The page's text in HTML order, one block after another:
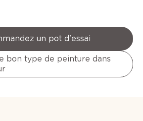
un pot d'essai
bon type de peinture dans